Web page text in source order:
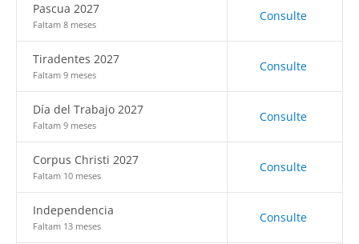
Pascua 2027
Faltam 8 meses
Consulte
Tiradentes 2027
Faltam 9 meses
Consulte
Día del Trabajo 2027
Faltam 9 meses
Consulte
Corpus Christi 2027
Faltam 10 meses
Consulte
Independencia
Faltam 13 meses
Consulte